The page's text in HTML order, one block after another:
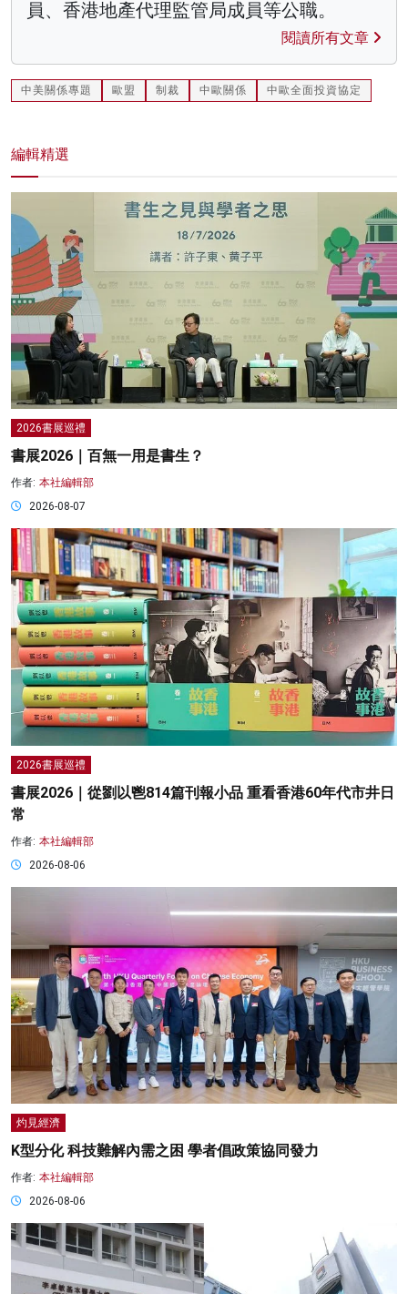
員、香港地產代理監管局成員等公職。
閱讀所有文章
中美關係專題 歐盟 制裁 中歐關係 中歐全面投資協定
編輯精選
2026書展巡禮
書展2026｜百無一用是書生？
作者: 本社編輯部
2026-08-07
2026書展巡禮
書展2026｜從劉以鬯814篇刊報小品 重看香港60年代市井日
常
作者: 本社編輯部
2026-08-06
灼見經濟
K型分化 科技難解內需之困 學者倡政策協同發力
作者: 本社編輯部
2026-08-06